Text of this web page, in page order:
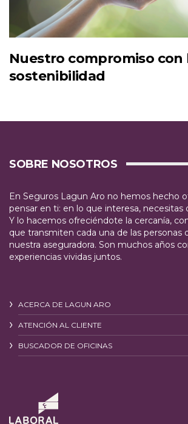
Nuestro compromiso con
sostenibilidad
SOBRE NOSOTROS
En Seguros Lagun Aro no hemos hecho
pensar en ti: en lo que interesa, necesitas
Y lo hacemos ofreciéndote la cercanía,
que transmiten cada una de las personas
nuestra aseguradora. Son muchos años
experiencias vividas juntos.
ACERCA DE LAGUN ARO
ATENCIÓN AL CLIENTE
BUSCADOR DE OFICINAS